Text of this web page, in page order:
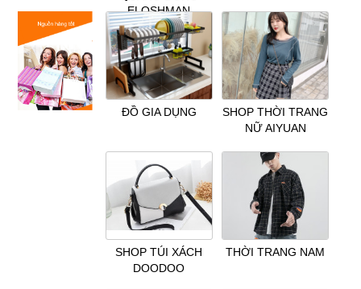
ELOSHMAN
ĐỒ GIA DỤNG
SHOP THỜI TRANG
NỮ AIYUAN
SHOP TÚI XÁCH
DOODOO
THỜI TRANG NAM